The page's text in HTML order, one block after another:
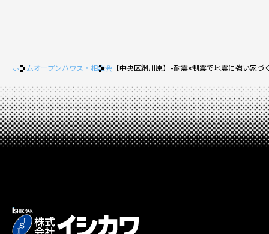
ホームオープンハウス・相談会 【中央区網川原】-耐震×制震で地震に強い家づ